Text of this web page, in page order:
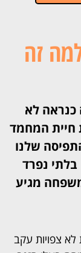
זה
לא
חיית המחמד
שלנו
נפרד
מגיע
צפויות עקב